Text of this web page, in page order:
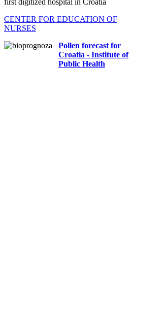
CENTER FOR EDUCATION OF
NURSES
Pollen forecast for
Croatia - Institute of
Public Health